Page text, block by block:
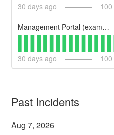
30 days ago 100
Management Portal (example)
30 days ago 100
Past Incidents
Aug7,2026